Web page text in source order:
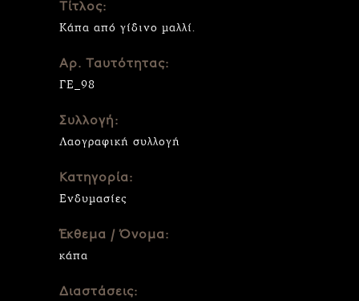
Τίτλος:
Κάπα από γίδινο μαλλί.
Αρ. Ταυτότητας:
ΓΕ_98
Συλλογή:
Λαογραφική συλλογή
Κατηγορία:
Ενδυμασίες
Έκθεμα / Όνομα:
κάπα
Διαστάσεις: